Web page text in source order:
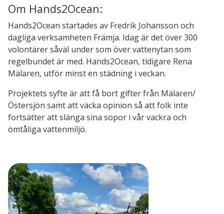
Om Hands2Ocean:
Hands2Ocean startades av Fredrik Johansson och
dagliga verksamheten Främja. Idag är det över 300
volontärer såväl under som över vattenytan som
regelbundet är med. Hands2Ocean, tidigare Rena
Mälaren, utför minst en städning i veckan.
Projektets syfte är att få bort gifter från Mälaren/
Östersjön samt att väcka opinion så att folk inte
fortsätter att slänga sina sopor i vår vackra och
ömtåliga vattenmiljö.